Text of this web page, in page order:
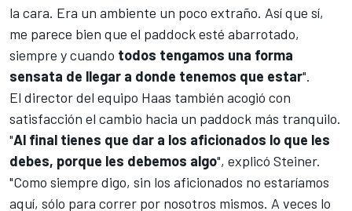
la cara. Era un ambiente un poco extraño. Así que sí,
me parece bien que el paddock esté abarrotado,
siempre y cuando todos tengamos una forma
sensata de llegar a donde tenemos que estar".
El director del equipo Haas también acogió con
satisfacción el cambio hacia un paddock más tranquilo.
"Al final tienes que dar a los aficionados lo que les
debes, porque les debemos algo", explicó Steiner.
"Como siempre digo, sin los aficionados no estaríamos
aquí, sólo para correr por nosotros mismos. A veces lo